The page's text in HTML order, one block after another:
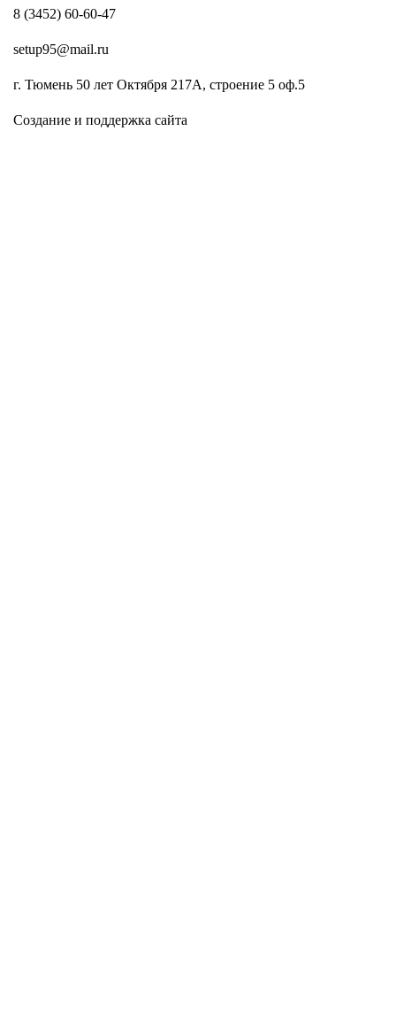
8 (3452) 60-60-47
setup95@mail.ru
г. Тюмень 50 лет Октября 217А, строение 5 оф.5
Создание и поддержка сайта